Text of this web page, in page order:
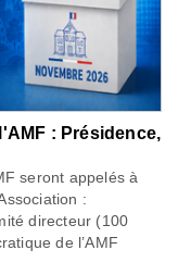
: Présidence,
seront appelés à
:
directeur (100
de l’AMF